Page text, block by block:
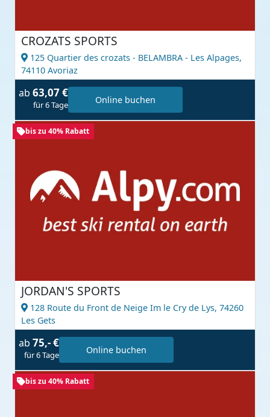
CROZATS SPORTS
125 Quartier des crozats - BELAMBRA - Les Alpages,
74110 Avoriaz
ab 63,07 €
für 6 Tage Online buchen
bis zu 40% Rabatt
JORDAN'S SPORTS
128 Route du Front de Neige Im le Cry de Lys, 74260
Les Gets
ab 75,- €
für 6 Tage Online buchen
bis zu 40% Rabatt